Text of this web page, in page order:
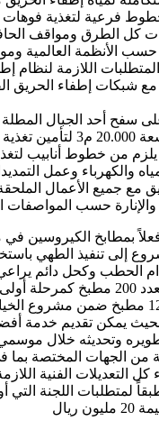
فرعية لتغذية
كل الطرق ومواقف
الأنظمة العالمية
اللازمة لنظام
شبكات إطفاء الحريق
على سفح أحد الجبال
الجهة الشمالية سعة
من خطوط أنابيب
والكهرباء وعمل
مع جميع الأعمال
حسب المواصفات
بمطابخ الكيروسين
إلى تنفيذ الطهي
الحطب وكحل دائم يراعي
والسلامة وذلك لعدد 200 مطبخ
والبالغ عددها 1200 مطبخ ضمن
يمكن تقديم خدمة
وتحديثه خلال
الجهات المختصة بما
كل التعديلات الفنية
لمتطلبات اللجنة التي
ريال